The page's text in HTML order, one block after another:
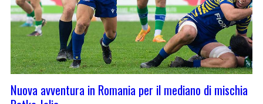
Nuova avventura in Romania per il mediano di mischia